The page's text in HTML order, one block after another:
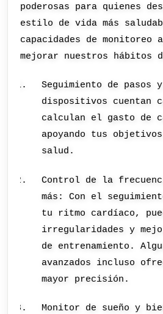
poderosas para quienes
estilo de vida más
capacidades de monitoreo
mejorar nuestros hábitos
Seguimiento de
dispositivos cuentan
calculan el gasto de
apoyando tus
salud.
Control de la
más: Con el
tu ritmo cardíaco,
irregularidades y
de entrenamiento.
avanzados incluso
mayor precisión.
Monitor de sueño y